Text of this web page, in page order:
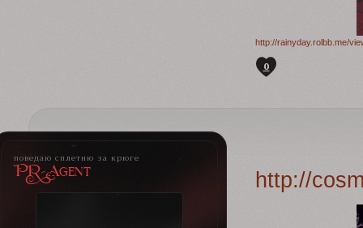
http://rainyday.rolbb.me/
0
поведаю сплетню за крюге
PR-Agent http://